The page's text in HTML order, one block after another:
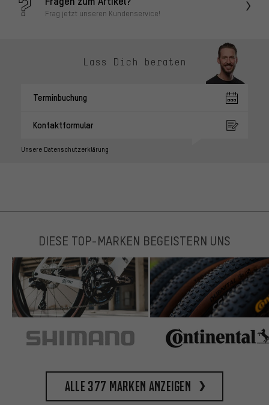
Frag jetzt unseren Kundenservice!
Lass Dich beraten
Terminbuchung
Kontaktformular
Unsere Datenschutzerklärung
DIESE TOP-MARKEN BEGEISTERN UNS
Alle 377 Marken anzeigen